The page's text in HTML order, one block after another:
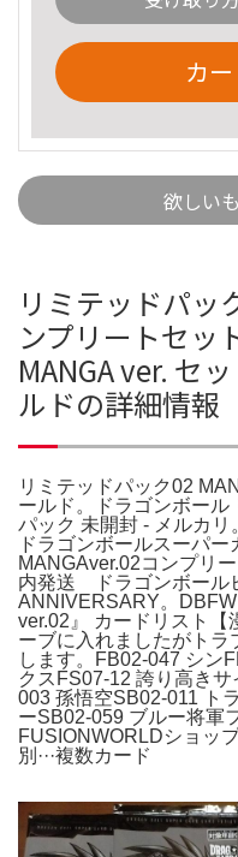
カ
欲しい
リミテッドパッ
ンプリートセッ
MANGA ver. セ
ルドの詳細情報
リミテッドパック02
ールド。ドラゴンボール
パック 未開封 - メルカリ
ドラゴンボールスーパ
MANGAver.02コンプリ
内発送 ドラゴンボール
ANNIVERSARY。
ver.02』 カードリスト【
ーブに入れましたがトラ
します。FB02-047 シン
クスFS07-12 誇り高き
003 孫悟空SB02-011 ト
ーSB02-059 ブルー将軍
FUSIONWORLDショッ
別···複数カード